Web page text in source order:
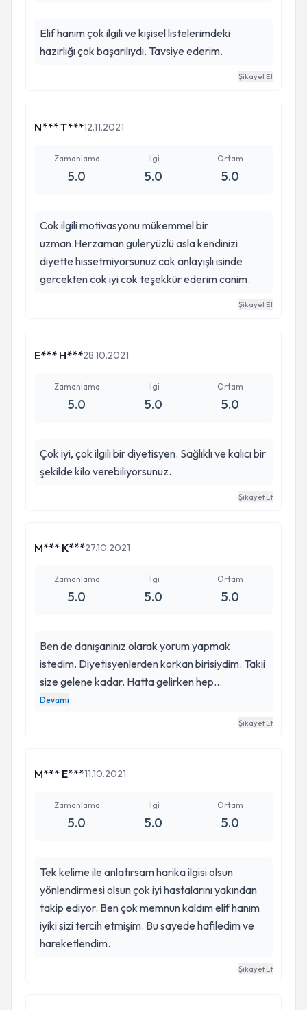
Elif hanım çok ilgili ve kişisel listelerimdeki
hazırlığı çok başarılıydı. Tavsiye ederim.
Şikayet Et
N*** T***12.11.2021
Zamanlama
5.0
İlgi
5.0
Ortam
5.0
Cok ilgili motivasyonu mükemmel bir
uzman.Herzaman güleryüzlü asla kendinizi
diyette hissetmiyorsunuz cok anlayışlı isinde
gercekten cok iyi cok teşekkür ederim canim.
Şikayet Et
E*** H***28.10.2021
Zamanlama
5.0
İlgi
5.0
Ortam
5.0
Çok iyi, çok ilgili bir diyetisyen. Sağlıklı ve kalıcı bir
şekilde kilo verebiliyorsunuz.
Şikayet Et
M*** K***27.10.2021
Zamanlama
5.0
İlgi
5.0
Ortam
5.0
Ben de danışanınız olarak yorum yapmak
istedim. Diyetisyenlerden korkan birisiydim. Takii
size gelene kadar. Hatta gelirken hep
acabalarım vardı, bu yüzden de gelene kadar 3-
4 ay düşündüm öyle geldim. Ancak iyi ki gelmişim
olmayan programlar ile devam ediyoruz. Kas
üzerine çıktı ve kendimi her zamankinden çok
daha iyi hissediyorum :) Iphone reklamı gibi oldu
huzurlu beslenmeyi öğreten sizsiniz. Sizin gibi
profesyonel diyetisyenlere ihtiyacımız var. İyi ki
varsınız diyorum, ve her şey için teşekkür
ediyorum.
Devamı
Şikayet Et
M*** E***11.10.2021
Zamanlama
5.0
İlgi
5.0
Ortam
5.0
Tek kelime ile anlatırsam harika ilgisi olsun
yönlendirmesi olsun çok iyi hastalarını yakından
takip ediyor. Ben çok memnun kaldım elif hanım
iyiki sizi tercih etmişim. Bu sayede hafiledim ve
hareketlendim.
Şikayet Et